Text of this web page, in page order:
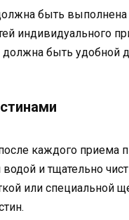
быть выполнена
индивидуального
должна быть удобной
каждого приема
и тщательно
или специальной